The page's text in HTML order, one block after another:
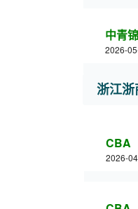
中青
2026-
浙江
CBA
2026-